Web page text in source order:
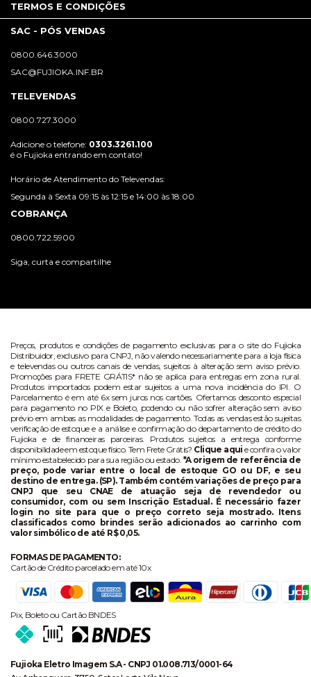
TERMOS E CONDIÇÕES
SAC - PÓS VENDAS
0800.646.3000
SAC@FUJIOKA.INF.BR
TELEVENDAS
0800.727.3000
Adicione o telefone: 0303.3261.100
é o Fujioka entrando em contato!
Horário de Atendimento do Televendas:
Segunda à Sexta 09:15 às 12:15 e 14:00 às 18:00
COBRANÇA
0800.722.5900
Siga, curta e compartilhe
Preços, produtos e condições de pagamento exclusivas para o site do Fujioka
Distribuidor, exclusivo para CNPJ, não valendo necessariamente para a loja física
e televendas ou outros canais de vendas, sujeitos à alteração sem aviso prévio.
Promoções para FRETE GRÁTIS* não se aplica para entregas em zona rural.
Produtos importados podem estar sujeitos a uma nova incidência do IPI. O
Parcelamento é em até 6x sem juros nos cartões. Ofertamos desconto especial
para pagamento no PIX e Boleto, podendo ou não sofrer alteração sem aviso
prévio em ambas as modalidades de pagamento. Todas as vendas estão sujeitas
verificação de estoque e a análise e confirmação do departamento de crédito do
Fujioka e de financeiras parceiras. Produtos sujeitos a entrega conforme
disponibilidade em estoque físico. Tem Frete Grátis? Clique aqui e confira o valor
mínimo estabelecido para sua região ou estado. *A origem de referência de
preço, pode variar entre o local de estoque GO ou DF, e seu
destino de entrega. (SP). Também contém variações de preço para
CNPJ que seu CNAE de atuação seja de revendedor ou
consumidor, com ou sem Inscrição Estadual. É necessário fazer
login no site para que o preço correto seja mostrado. Itens
classificados como brindes serão adicionados ao carrinho com
valor simbólico de até R$ 0,05.
FORMAS DE PAGAMENTO:
Cartão de Crédito parcelado em até 10x
Pix, Boleto ou Cartão BNDES
Fujioka Eletro Imagem S.A - CNPJ 01.008.713/0001-64